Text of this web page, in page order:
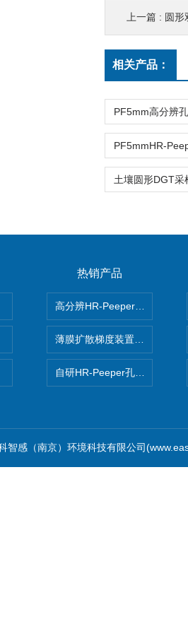
上一篇 : 圆形
相关产品：
热销产品
高分辨HR-Peeper采样器孔隙
薄膜扩散梯度装置 Agl DGT
自研HR-Peeper孔隙水采样器
智感（南京）环境科技有限公司